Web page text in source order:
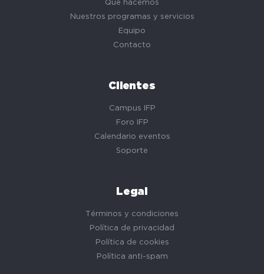
Qué hacemos
Nuestros programas y servicios
Equipo
Contacto
Clientes
Campus IFP
Foro IFP
Calendario eventos
Soporte
Legal
Términos y condiciones
Política de privacidad
Política de cookies
Política anti-spam